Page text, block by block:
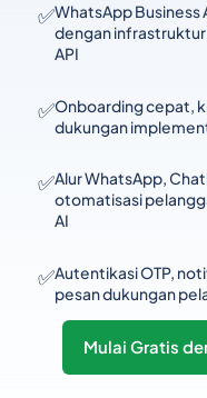
✅WhatsApp Business
dengan
API
✅Onboarding cepat,
dukungan
✅Alur WhatsApp,
otomatisasi
AI
✅Autentikasi OTP,
pesan dukungan
Mulai Gratis